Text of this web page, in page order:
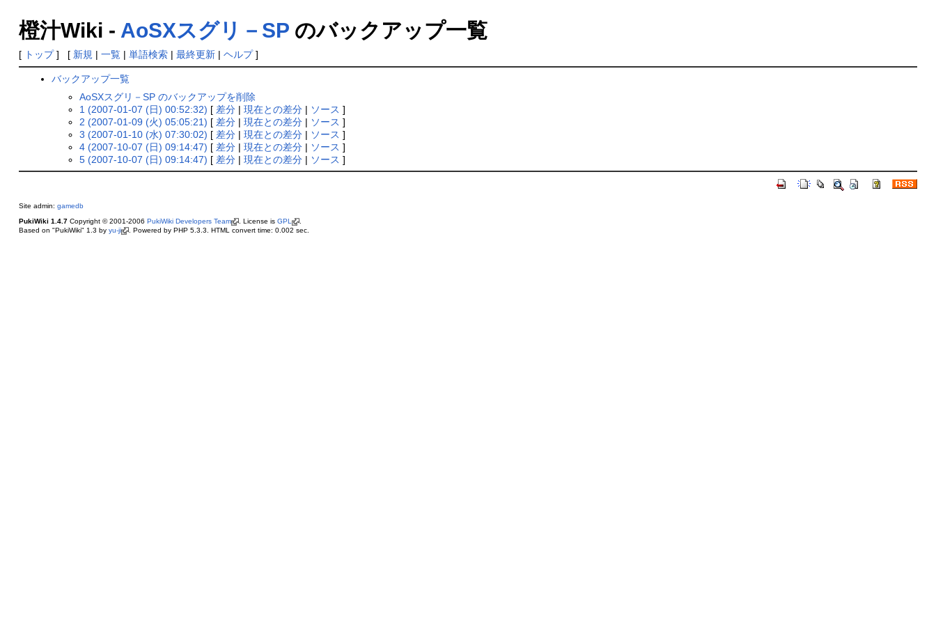
橙汁Wiki - AoSXスグリ－SPのバックアップ一覧
[ トップ] [ 新規 | 一覧| 単語検索| 最終更新| ヘルプ]
バックアップ一覧
AoSXスグリ－SP のバックアップを削除
1 (2007-01-07 (日) 00:52:32) [ 差分 |現在との差分 | ソース ]
2 (2007-01-09 (火) 05:05:21) [ 差分 |現在との差分 | ソース ]
3 (2007-01-10 (水) 07:30:02) [ 差分 |現在との差分 | ソース ]
4 (2007-10-07 (日) 09:14:47) [ 差分 |現在との差分 | ソース ]
5 (2007-10-07 (日) 09:14:47) [ 差分 |現在との差分 | ソース ]
Site admin: gamedb
PukiWiki 1.4.7Copyright © 2001-2006 PukiWiki Developers Team . License is GPL
.
Based on "PukiWiki" 1.3 by yu-ji . Powered by PHP 5.3.3. HTML convert time: 0.002 sec.